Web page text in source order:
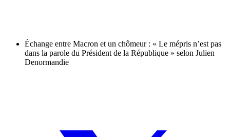
Échange entre Macron et un chômeur : « Le mépris n’est pas
dans la parole du Président de la République » selon Julien
Denormandie